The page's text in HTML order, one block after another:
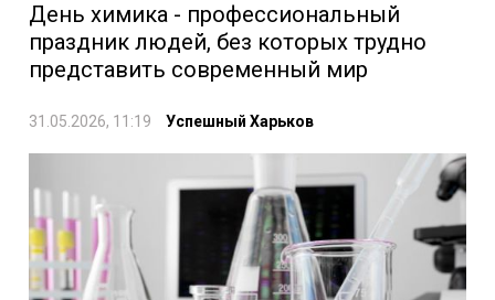
День химика - профессиональный
праздник людей, без которых трудно
представить современный мир
31.05.2026, 11:19 Успешный Харьков